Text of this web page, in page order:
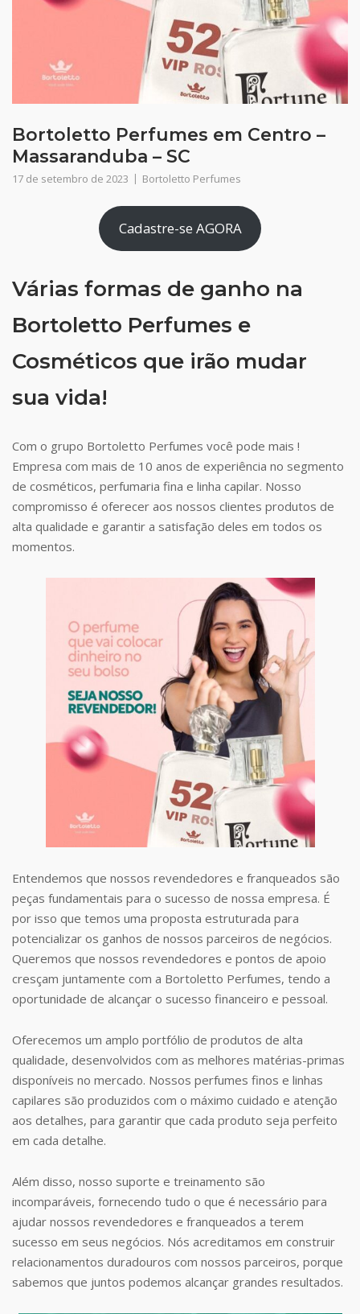
Bortoletto Perfumes em Centro –
Massaranduba – SC
17 de setembro de 2023 Bortoletto Perfumes
Cadastre-se AGORA
Várias formas de ganho na
Bortoletto Perfumes e
Cosméticos que irão mudar
sua vida!
Com o grupo Bortoletto Perfumes você pode mais !
Empresa com mais de 10 anos de experiência no segmento
de cosméticos, perfumaria fina e linha capilar. Nosso
compromisso é oferecer aos nossos clientes produtos de
alta qualidade e garantir a satisfação deles em todos os
momentos.
Entendemos que nossos revendedores e franqueados são
peças fundamentais para o sucesso de nossa empresa. É
por isso que temos uma proposta estruturada para
potencializar os ganhos de nossos parceiros de negócios.
Queremos que nossos revendedores e pontos de apoio
cresçam juntamente com a Bortoletto Perfumes, tendo a
oportunidade de alcançar o sucesso financeiro e pessoal.
Oferecemos um amplo portfólio de produtos de alta
qualidade, desenvolvidos com as melhores matérias-primas
disponíveis no mercado. Nossos perfumes finos e linhas
capilares são produzidos com o máximo cuidado e atenção
aos detalhes, para garantir que cada produto seja perfeito
em cada detalhe.
Além disso, nosso suporte e treinamento são
incomparáveis, fornecendo tudo o que é necessário para
ajudar nossos revendedores e franqueados a terem
sucesso em seus negócios. Nós acreditamos em construir
relacionamentos duradouros com nossos parceiros, porque
sabemos que juntos podemos alcançar grandes resultados.